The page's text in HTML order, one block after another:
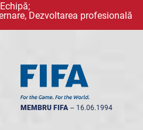
Dezvoltarea profesională
MEMBRU FIFA -- 16.06.1994